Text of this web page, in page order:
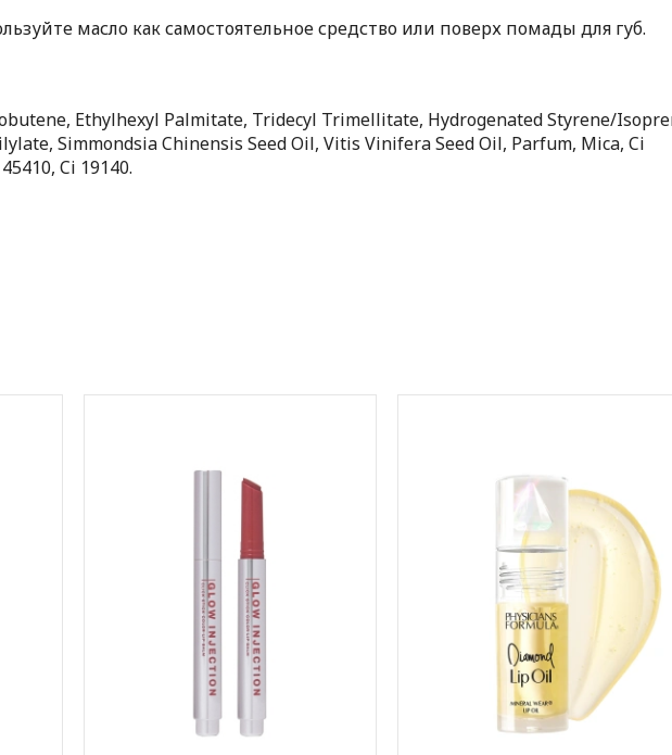
масло как самостоятельное средство или поверх помады для губ.
Ethylhexyl Palmitate, Tridecyl Trimellitate, Hydrogenated Styrene/
Simmondsia Chinensis Seed Oil, Vitis Vinifera Seed Oil, Parfum, Mica, Ci
Ci 19140.